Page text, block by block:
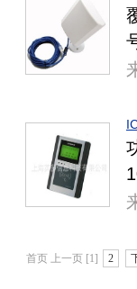
首页 上一页 [1] 2